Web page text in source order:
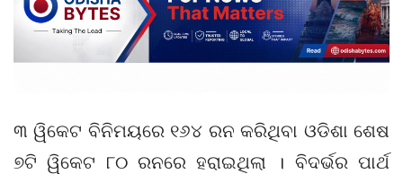
୩ ୱିକେଟ ବିନିମୟରେ ୧୬୪ ରନ କରିଥିବା ଓଡିଶା ଶେଷ
୭ଟି ୱିକେଟ ୮୦ ରନରେ ହରାଇଥିଲା । ବିଦର୍ଭର ପାର୍ଥ